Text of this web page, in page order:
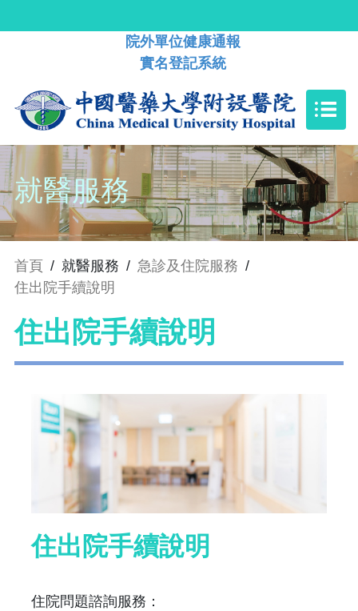
院外單位健康通報
實名登記系統
就醫服務
首頁 / 就醫服務 / 急診及住院服務 /
住出院手續說明
住出院手續說明
住出院手續說明
住院問題諮詢服務：